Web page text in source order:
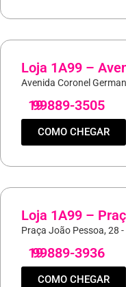
Loja 1A99 –
Avenida Coronel
19
99889-3505
COMO CHEGAR
Loja 1A99 –
Praça João Pessoa, 28
19
99889-3936
COMO CHEGAR